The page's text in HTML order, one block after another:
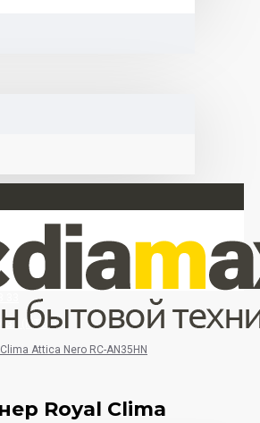
31 (МТС)
Attica Nero RC-AN35HN
Royal Clima